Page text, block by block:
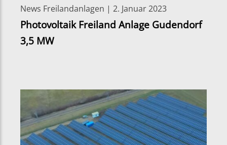
News Freilandanlagen | 2. Januar 2023
Photovoltaik Freiland Anlage Gudendorf
3,5 MW